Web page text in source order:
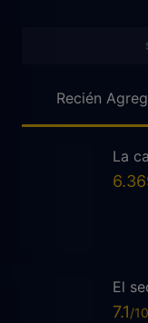
Recién
La
El
7.1